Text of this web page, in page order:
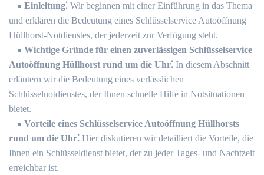
Einleitung⁚ Wir beginnen mit einer Einführung in das Thema
und erklären die Bedeutung eines Schlüsselservice Autoöffnung
Hüllhorst-Notdienstes, der jederzeit zur Verfügung steht.​
Wichtige Gründe für einen zuverlässigen Schlüsselservice
Autoöffnung Hüllhorst rund um die Uhr⁚ In diesem Abschnitt
erläutern wir die Bedeutung eines verlässlichen
Schlüsselnotdienstes, der Ihnen schnelle Hilfe in Notsituationen
bietet.
Vorteile eines Schlüsselservice Autoöffnung Hüllhorsts
rund um die Uhr⁚ Hier diskutieren wir detailliert die Vorteile, die
Ihnen ein Schlüsseldienst bietet, der zu jeder Tages- und Nachtzeit
erreichbar ist.​